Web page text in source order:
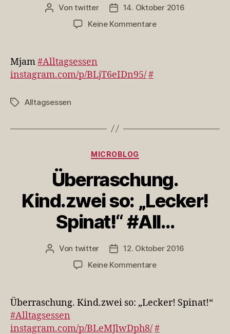
Beitragsautor
Vontwitter Veröffentlichungsdatum
14. Oktober 2016
Keine Kommentarezu
Mjam#Alltagsessen
instagram.com/p/BLjT6eIDn95/#
Schlagwörter
Alltagsessen
Kategorien
MICROBLOG
Überraschung.
Kind.zwei so: „Lecker!
Spinat!“ #All…
Beitragsautor
Von twitter Veröffentlichungsdatum
12. Oktober 2016
Keine Kommentarezu
so:
„Lecker!
Überraschung. Kind.zwei so: „Lecker! Spinat!“
#Alltagsessen
instagram.com/p/BLeMJlwDph8/#